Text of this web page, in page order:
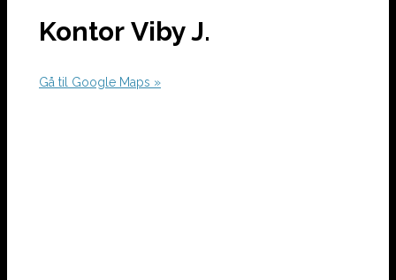
Kontor Viby J.
Gå til Google Maps »